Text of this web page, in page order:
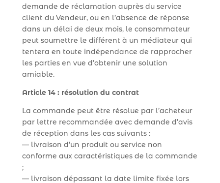
demande de réclamation auprès du service
client du Vendeur, ou en l’absence de réponse
dans un délai de deux mois, le consommateur
peut soumettre le différent à un médiateur qui
tentera en toute indépendance de rapprocher
les parties en vue d’obtenir une solution
amiable.
Article 14 : résolution du contrat
La commande peut être résolue par l’acheteur
par lettre recommandée avec demande d’avis
de réception dans les cas suivants :
— livraison d’un produit ou service non
conforme aux caractéristiques de la commande
;
— livraison dépassant la date limite fixée lors